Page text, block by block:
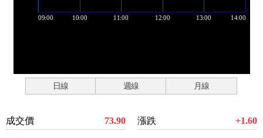
日線 週線 月線
成交價 73.90 漲跌 +1.60